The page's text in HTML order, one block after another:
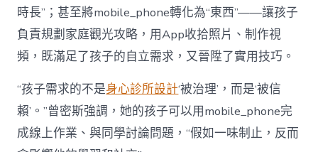
時長”；甚至將mobile_phone轉化為“東西”——讓孩子
負責規劃家庭觀光攻略，用App收拾照片、制作視
頻，既滿足了孩子的自立需求，又晉陞了實用技巧。
“孩子需求的不是身心診所設計‘被治理’，而是‘被信
賴’。”曾密斯強調，她的孩子可以用mobile_phone完
成線上作業、與同學討論問題，“假如一味制止，反而